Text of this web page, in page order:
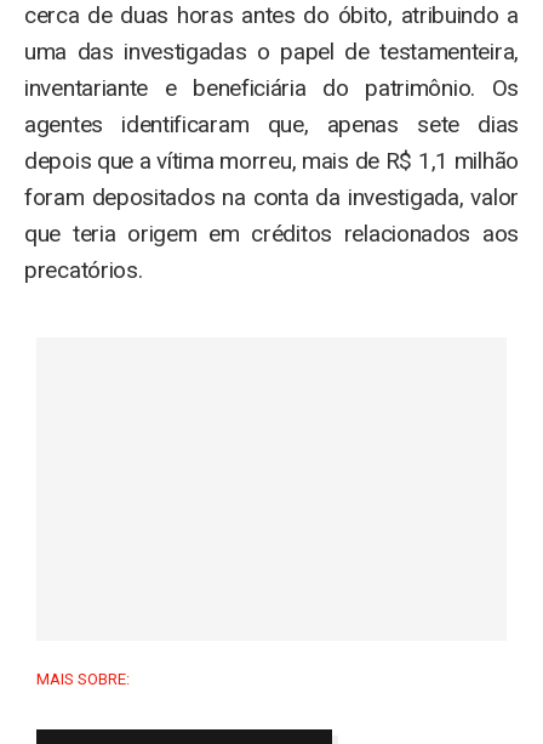
cerca de duas horas antes do óbito, atribuindo a
uma das investigadas o papel de testamenteira,
inventariante e beneficiária do patrimônio. Os
agentes identificaram que, apenas sete dias
depois que a vítima morreu, mais de R$ 1,1 milhão
foram depositados na conta da investigada, valor
que teria origem em créditos relacionados aos
precatórios.
MAIS SOBRE: